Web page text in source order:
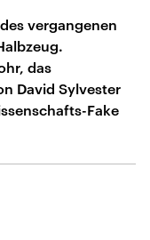
vergangenen
das
David Sylvester
Fake